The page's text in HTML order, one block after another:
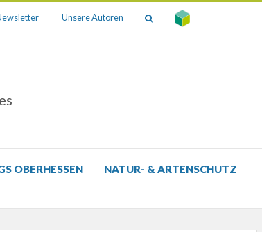
Unsere Autoren
OBERHESSEN
NATUR- & ARTENSCHUTZ